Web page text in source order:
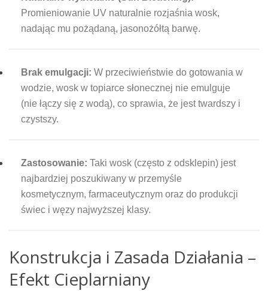
Promieniowanie UV naturalnie rozjaśnia wosk,
nadając mu pożądaną, jasonożółtą barwę.
Brak emulgacji: W przeciwieństwie do gotowania w
wodzie, wosk w topiarce słonecznej nie emulguje
(nie łączy się z wodą), co sprawia, że jest twardszy i
czystszy.
Zastosowanie: Taki wosk (często z odsklepin) jest
najbardziej poszukiwany w przemyśle
kosmetycznym, farmaceutycznym oraz do produkcji
świec i węzy najwyższej klasy.
Konstrukcja i Zasada Działania –
Efekt Cieplarniany